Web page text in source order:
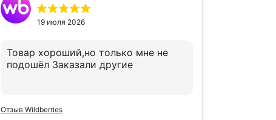
19 июля 2026
Товар хороший,но только мне не
подошёл Заказали другие
Отзыв Wildberries